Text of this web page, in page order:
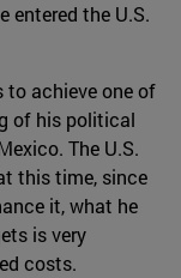
entered the U.S.
to achieve one of
of his political
The U.S.
this time, since
it, what he
is very
costs.